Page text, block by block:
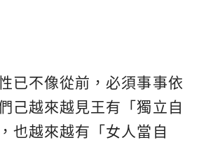
已不像從前，必須事事依
己越來越見王有「獨立自
也越來越有「女人當自